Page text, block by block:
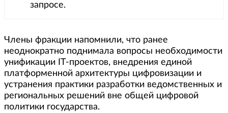
запросе.
Члены фракции напомнили, что ранее
неоднократно поднимала вопросы необходимости
унификации IT-проектов, внедрения единой
платформенной архитектуры цифровизации и
устранения практики разработки ведомственных и
региональных решений вне общей цифровой
политики государства.